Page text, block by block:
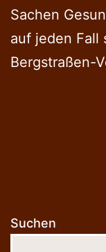
Sachen
auf jeden Fall
Bergstraßen-
Suchen